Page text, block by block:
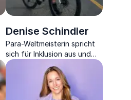
Denise Schindler
Para-Weltmeisterin spricht
sich für Inklusion aus und
motiviert mit ihrer
inspirierenden Erfolgs- und
Lebensgeschichte
Menschen, ihre Ziele zu